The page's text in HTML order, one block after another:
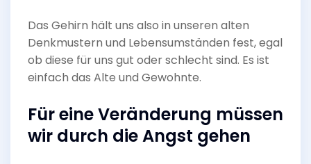
Das Gehirn hält uns also in unseren alten
Denkmustern und Lebensumständen fest, egal
ob diese für uns gut oder schlecht sind. Es ist
einfach das Alte und Gewohnte.
Für eine Veränderung müssen
wir durch die Angst gehen